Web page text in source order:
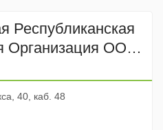
Республиканская
Организация ОО
Совет
40, каб. 48